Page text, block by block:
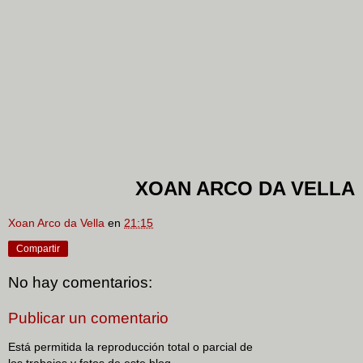
XOAN ARCO DA VELLA
Xoan Arco da Vella en 21:15
Compartir
No hay comentarios:
Publicar un comentario
Está permitida la reproducción total o parcial de